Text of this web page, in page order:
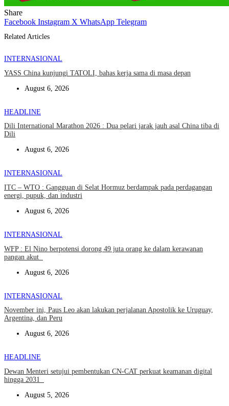
Share
Facebook Instagram X WhatsApp Telegram
Related Articles
INTERNASIONAL
YASS China kunjungi TATOLI, bahas kerja sama di masa depan
August 6, 2026
HEADLINE
Dili International Marathon 2026 : Dua pelari jarak jauh asal China tiba di
Dili
August 6, 2026
INTERNASIONAL
ITC – WTO : Gangguan di Selat Hormuz berdampak pada perdagangan
energi, pupuk, dan industri
August 6, 2026
INTERNASIONAL
WFP : El Nino berpotensi dorong 49 juta orang ke dalam kerawanan
pangan akut
August 6, 2026
INTERNASIONAL
November ini, Paus Leo akan lakukan perjalanan Apostolik ke Uruguay,
Argentina, dan Peru
August 6, 2026
HEADLINE
Dewan Menteri setujui pembentukan CN-CAT perkuat keamanan digital
hingga 2031
August 5, 2026